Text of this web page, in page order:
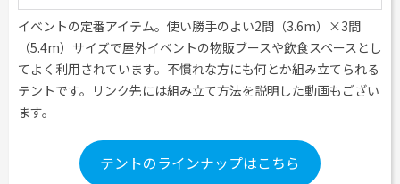
イベントの定番アイテム。使い勝手のよい2間（3.6m）×3間
（5.4m）サイズで屋外イベントの物販ブースや飲食スペースとし
てよく利用されています。不慣れな方にも何とか組み立てられる
テントです。リンク先には組み立て方法を説明した動画もござい
ます。
テントのラインナップはこちら